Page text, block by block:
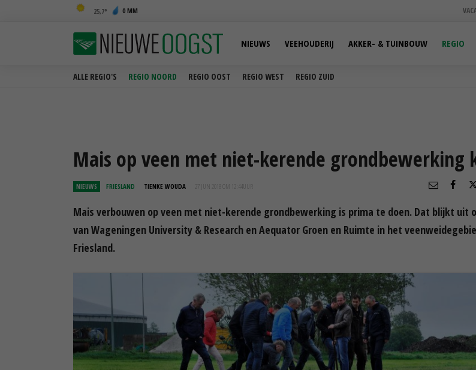
25,7 0 MM
ALLE REGIO'S REGIO NOORD REGIO OOST REGIO WEST REGIO ZUID
NIEUWS VEEHOUDERIJ AKKER- & TUINBOUW REGIO
Mais op veen met niet-kerende grondbewerking
NIEUWS FRIESLAND TIENKE WOUDA 27 JUN 2018 OM 12:44
Mais verbouwen op veen met niet-kerende grondbewerking is prima te doen. Dat blijkt uit
van Wageningen University & Research en Aequator Groen en Ruimte in het
Friesland.